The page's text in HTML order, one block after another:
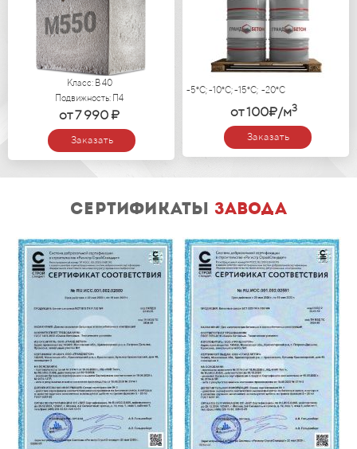
Класс: В 40
Подвижность: П4
от 7 990 ₽
Заказать
-5°C; -10°C; -15°C; -20°C
от 100₽/м3
Заказать
сертификаты завода